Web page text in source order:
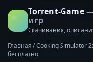
Torrent-Game—
игр
Скачивания,
Главная /Cooking Simulator
бесплатно